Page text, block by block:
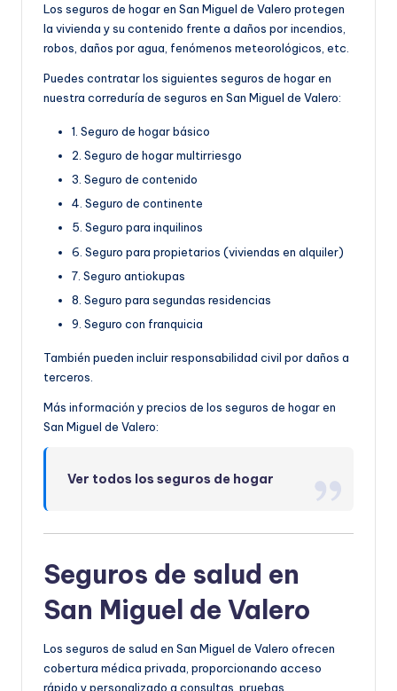
Los seguros de hogar en San Miguel de Valero protegen
la vivienda y su contenido frente a daños por incendios,
robos, daños por agua, fenómenos meteorológicos, etc.
Puedes contratar los siguientes seguros de hogar en
nuestra correduría de seguros en San Miguel de Valero:
1. Seguro de hogar básico
2. Seguro de hogar multirriesgo
3. Seguro de contenido
4. Seguro de continente
5. Seguro para inquilinos
6. Seguro para propietarios (viviendas en alquiler)
7. Seguro antiokupas
8. Seguro para segundas residencias
9. Seguro con franquicia
También pueden incluir responsabilidad civil por daños a
terceros.
Más información y precios de los seguros de hogar en
San Miguel de Valero:
Ver todos los seguros de hogar
Seguros de salud en
San Miguel de Valero
Los seguros de salud en San Miguel de Valero ofrecen
cobertura médica privada, proporcionando acceso
rápido y personalizado a consultas, pruebas